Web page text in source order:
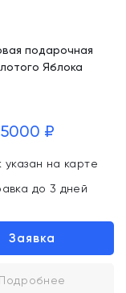
подарочная
Яблока
₽
указан на карте
до 3 дней
Заявка
Подробнее